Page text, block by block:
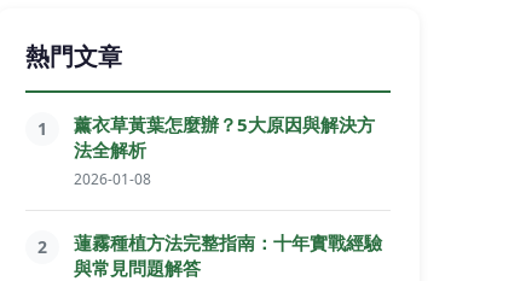
熱門文章
1
薰衣草黃葉怎麼辦？5大原因與解決方
法全解析
2026-01-08
2
蓮霧種植方法完整指南：十年實戰經驗
與常見問題解答